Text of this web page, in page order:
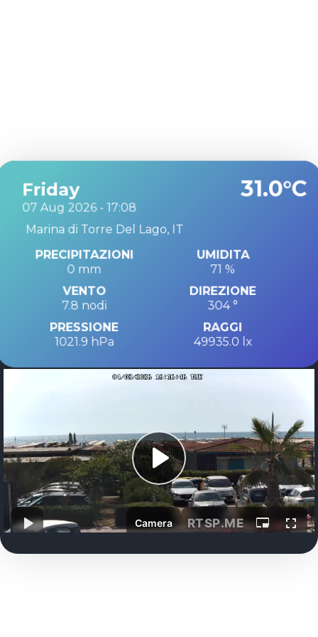
Friday
07 Aug 2026 - 17:08
Marina di Torre Del Lago, IT
PRECIPITAZIONI
0 mm
UMIDITA
71 %
VENTO
7.8 nodi
DIREZIONE
304 °
PRESSIONE
1021.9 hPa
RAGGI
49935.0 lx
31.0°C